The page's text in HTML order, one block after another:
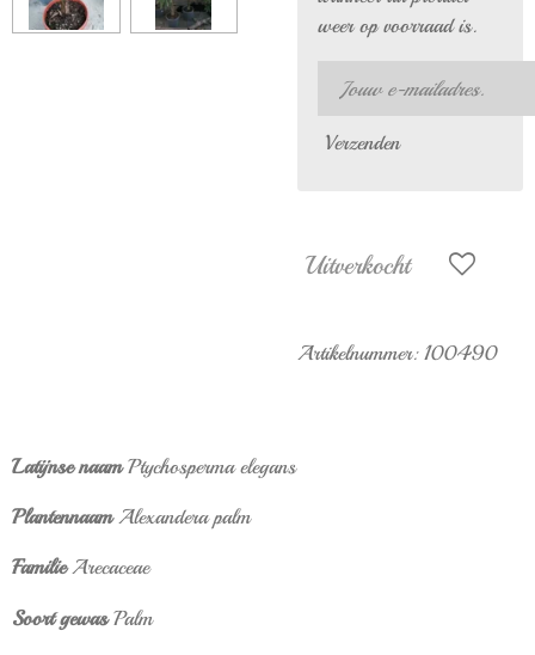
weer op voorraad is.
Verzenden
Uitverkocht
Artikelnummer: 100490
Latijnse naamPtychosperma elegans
PlantennaamAlexandera palm
FamilieArecaceae
Soort gewasPalm